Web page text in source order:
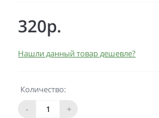
320р.
Нашли данный товар дешевле?
Количество:
-
+